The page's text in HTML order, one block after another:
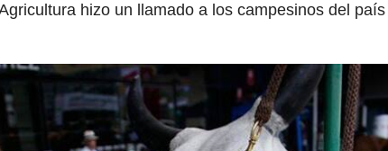
hizo un llamado a los campesinos del